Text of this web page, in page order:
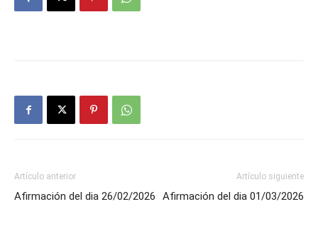
Artículo anterior
Afirmación del dia 26/02/2026
Artículo siguiente
Afirmación del dia 01/03/2026